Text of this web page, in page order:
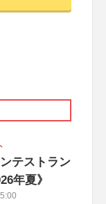
テストラン
年夏》